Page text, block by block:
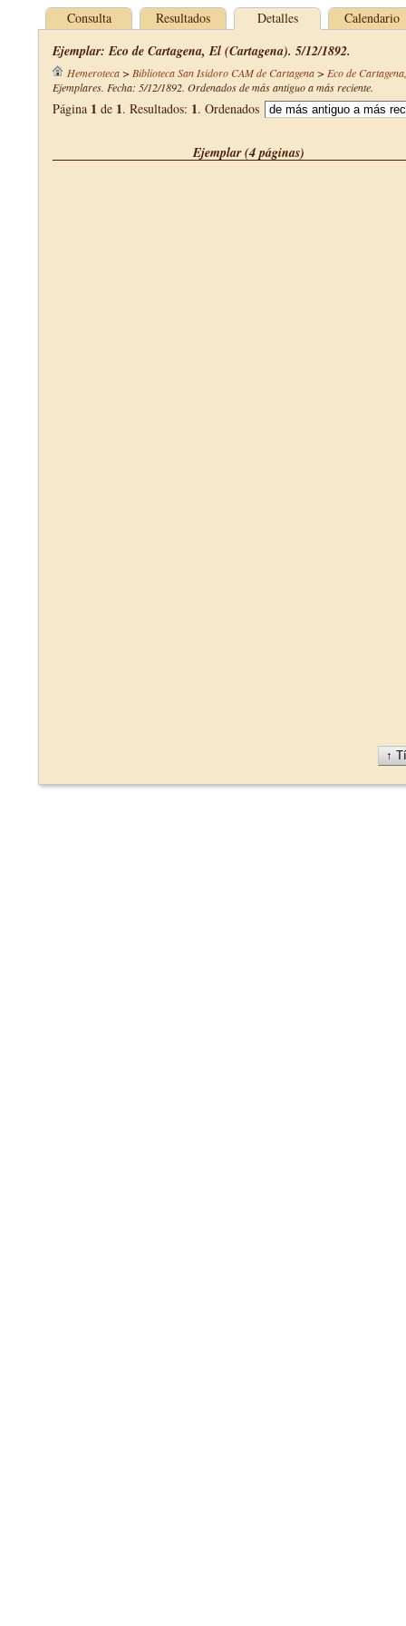
Consulta Resultados Detalles Calendario
Ejemplar: Eco de Cartagena, El (Cartagena). 5/12/1892.
Hemeroteca> Biblioteca San Isidoro CAM de Cartagena> Eco de
Ejemplares. Fecha: 5/12/1892. Ordenados de más antiguo a más reciente.
Página 1 de 1. Resultados: 1. Ordenados
Ejemplar (4 páginas)